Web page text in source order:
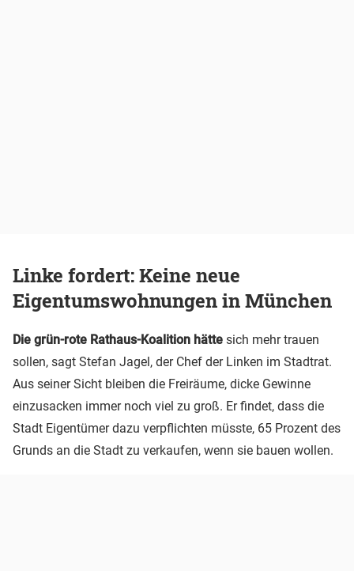
Linke fordert: Keine neue
Eigentumswohnungen in München
Die grün-rote Rathaus-Koalition hätte sich mehr trauen
sollen, sagt Stefan Jagel, der Chef der Linken im Stadtrat.
Aus seiner Sicht bleiben die Freiräume, dicke Gewinne
einzusacken immer noch viel zu groß. Er findet, dass die
Stadt Eigentümer dazu verpflichten müsste, 65 Prozent des
Grunds an die Stadt zu verkaufen, wenn sie bauen wollen.